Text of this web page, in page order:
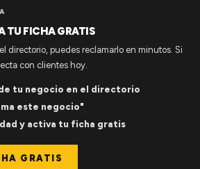
TU FICHA GRATIS
directorio, puedes reclamarlo en minutos. Si
con clientes hoy.
tu negocio en el directorio
este negocio"
y activa tu ficha gratis
GRATIS